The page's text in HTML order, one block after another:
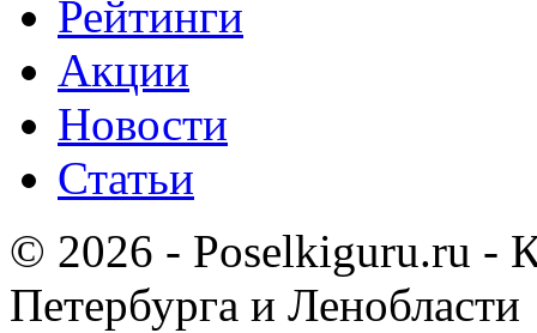
Рейтинги
Акции
Новости
Статьи
© 2026 - Poselkiguru.ru -
Петербурга и Ленобласти